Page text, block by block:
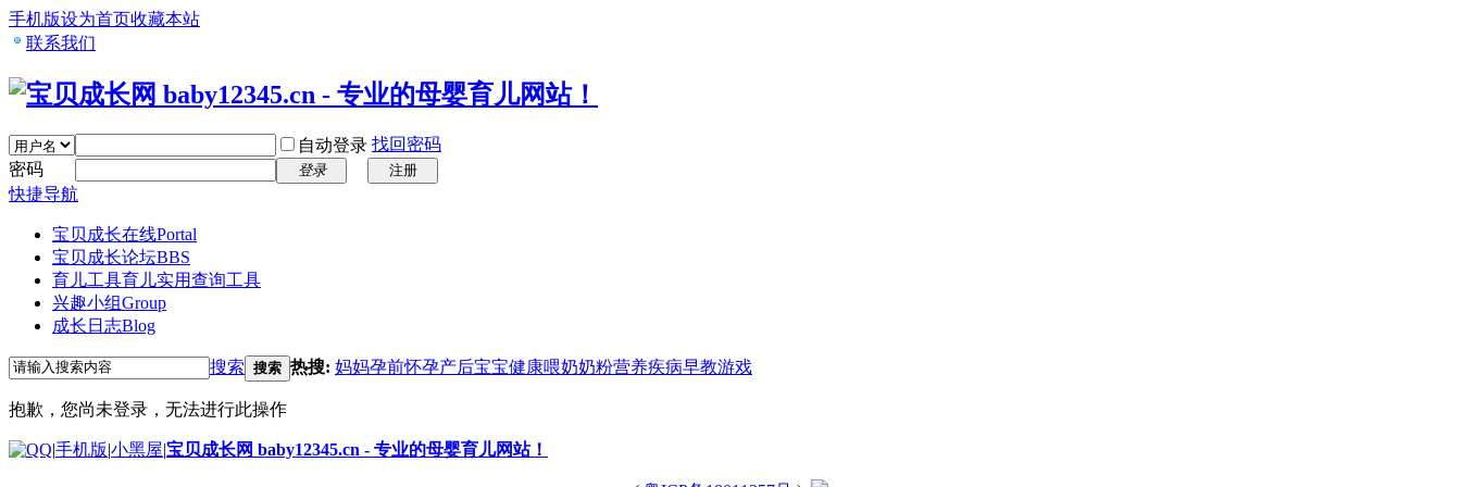
手机版设为首页收藏本站
联系我们
自动登录 找回密码
密码
登录 注册
快捷导航
宝贝成长在线Portal
宝贝成长论坛BBS
育儿工具育儿实用查询工具
兴趣小组Group
成长日志Blog
搜索 搜索 热搜: 妈妈孕前怀孕产后宝宝健康喂奶奶粉营养疾病早教游戏
抱歉，您尚未登录，无法进行此操作
|手机版|小黑屋|宝贝成长网 baby12345.cn - 专业的母婴育儿网站！